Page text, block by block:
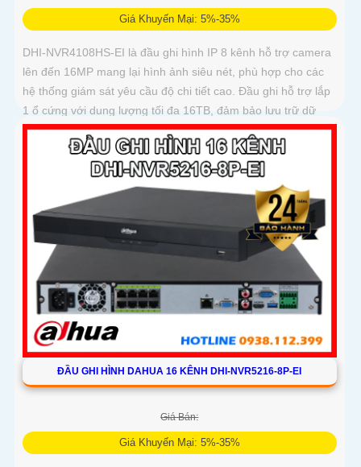
Giá Khuyến Mại: 5%-35%
DHI-NVR4108HS-EI là đầu ghi hình IP 8 kênh hỗ trợ camera
lên đến 16MP mang lại hình ảnh siêu nét, phù hợp cho các
hệ thống giám sát yêu cầu độ chi tiết cao. Đầu ghi hỗ trợ lắp
1 ổ cứng với dung lượng tối đa 16TB, đảm bảo lưu trữ dữ
liệu ổn định và dài hạn
ĐẦU GHI HÌNH DAHUA 16 KÊNH DHI-NVR5216-8P-EI
Giá Bán:
Giá Khuyến Mại: 5%-35%